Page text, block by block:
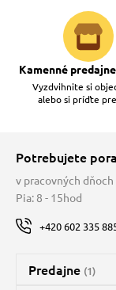
Kamenné
Vyzdvihnite si
alebo si príďte
Potrebujete
v pracovných dňoch
Pia: 8 - 15hod
+420 602 335
Predajne (1)